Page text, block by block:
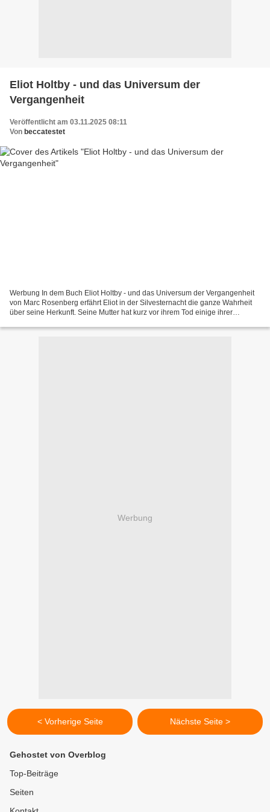
Eliot Holtby - und das Universum der
Vergangenheit
Veröffentlicht am 03.11.2025 08:11
Von beccatestet
Werbung In dem Buch Eliot Holtby - und das Universum der Vergangenheit
von Marc Rosenberg erfährt Eliot in der Silvesternacht die ganze Wahrheit
über seine Herkunft. Seine Mutter hat kurz vor ihrem Tod einige ihrer
Werbung
< Vorherige Seite Nächste Seite >
Gehostet von Overblog
Top-Beiträge
Seiten